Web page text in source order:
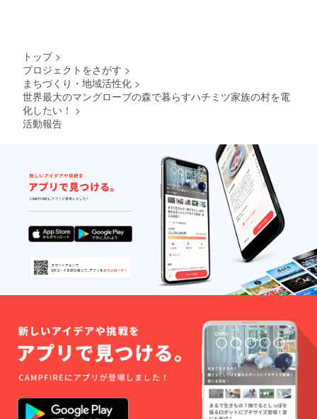
は重い
ため、
購入く
ださ
い。 量
産版の
コネク
タがで
きてか
らのお
届け
（10月
以降予
定）に
なりま
す。 ※
タイプ
の修正
が必要
になっ
たため
お届け
予定が6
月から
10月に
トップ >
プロジェクトをさがす >
まちづくり・地域活性化 >
世界最大のマングローブの森で暮らすハチミツ家族の村を電
化したい！ >
活動報告